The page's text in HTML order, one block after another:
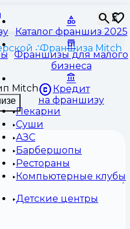
⏳
Каталог франшиз 2025
Франшизы для малого
бизнеса
Кредит
на франшизу
Пекарни
Суши
АЗС
Барбершопы
Рестораны
Компьютерные клубы
Детские центры
Франшиза Mitch